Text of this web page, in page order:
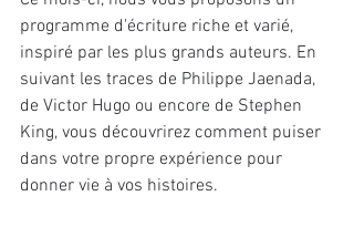
programme d'écriture riche et varié,
inspiré par les plus grands auteurs. En
suivant les traces de Philippe Jaenada,
de Victor Hugo ou encore de Stephen
King, vous découvrirez comment puiser
dans votre propre expérience pour
donner vie à vos histoires.